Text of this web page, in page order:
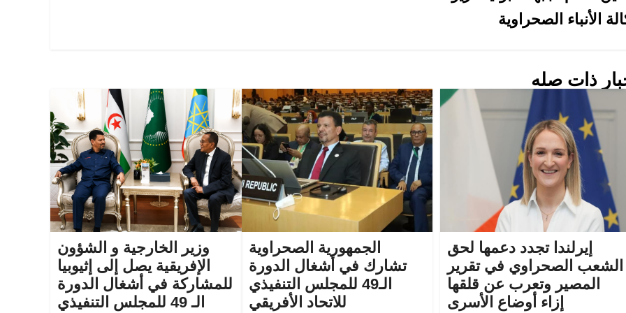
الأنباء الصحراوية
ذات صله
إيرلندا تجدد دعمها لحق
الشعب الصحراوي في تقرير
المصير وتعرب عن قلقها
إزاء أوضاع الأسرى
الجمهورية الصحراوية
تشارك في أشغال الدورة
الـ49 للمجلس التنفيذي
للاتحاد الأفريقي
وزير الخارجية و الشؤون
الإفريقية يصل إلى إثيوبيا
للمشاركة في أشغال الدورة
الـ 49 للمجلس التنفيذي